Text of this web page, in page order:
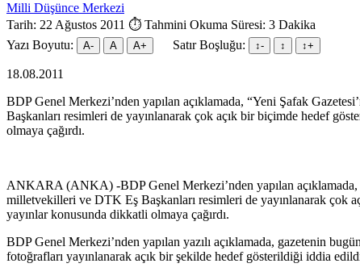
Milli Düşünce Merkezi
Tarih: 22 Ağustos 2011 ⏱ Tahmini Okuma Süresi: 3 Dakika
Yazı Boyutu:
A- A A+ Satır Boşluğu: ↕︎- ↕︎ ↕︎+
18.08.2011
BDP Genel Merkezi’nden yapılan açıklamada, “Yeni Şafak
Başkanları resimleri de yayınlanarak çok açık bir biçimde hedef
olmaya çağırdı.
ANKARA (ANKA) -BDP Genel Merkezi’nden yapılan açıklamada,
milletvekilleri ve DTK Eş Başkanları resimleri de yayınlanarak çok
yayınlar konusunda dikkatli olmaya çağırdı.
BDP Genel Merkezi’nden yapılan yazılı açıklamada, gazetenin
fotoğrafları yayınlanarak açık bir şekilde hedef gösterildiği iddia